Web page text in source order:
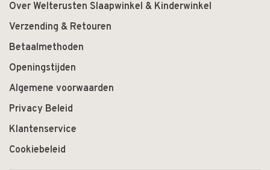
Over Welterusten Slaapwinkel & Kinderwinkel
Verzending & Retouren
Betaalmethoden
Openingstijden
Algemene voorwaarden
Privacy Beleid
Klantenservice
Cookiebeleid